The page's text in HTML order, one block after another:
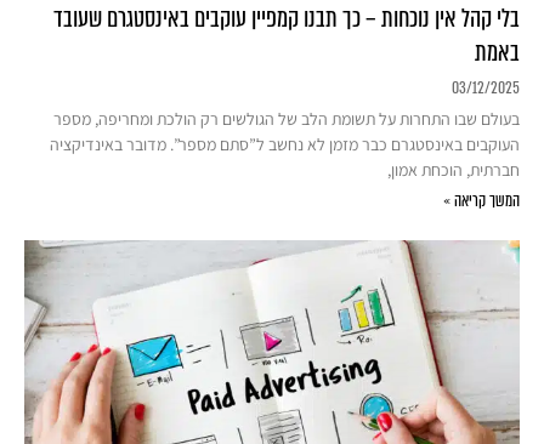
בלי קהל אין נוכחות – כך תבנו קמפיין עוקבים באינסטגרם שעובד
באמת
03/12/2025
בעולם שבו התחרות על תשומת הלב של הגולשים רק הולכת ומחריפה, מספר
העוקבים באינסטגרם כבר מזמן לא נחשב ל”סתם מספר”. מדובר באינדיקציה
חברתית, הוכחת אמון,
המשך קריאה »